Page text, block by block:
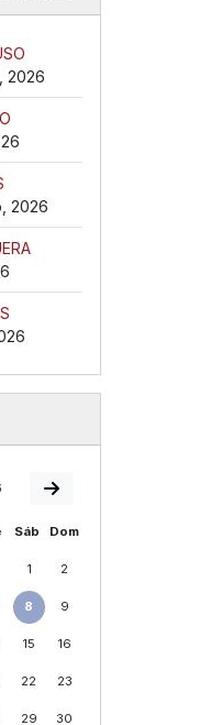
2026
2026
Sáb Dom
1 2
8 9
15 16
22 23
29 30